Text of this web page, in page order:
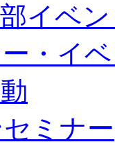
イベ
・イ
ミナー